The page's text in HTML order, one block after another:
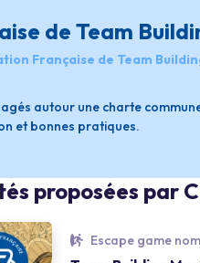
de Team
Française de Team
autour une charte
et bonnes pratiques.
proposées par
Escape game